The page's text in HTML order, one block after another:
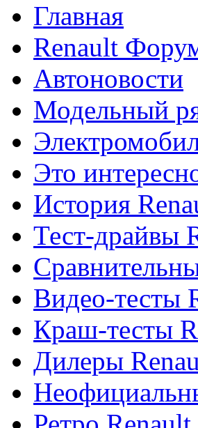
Главная
Renault
Автоновости
Модельный
Это
История
Тест-драйвы
Видео-тесты
Краш-тесты
Дилеры